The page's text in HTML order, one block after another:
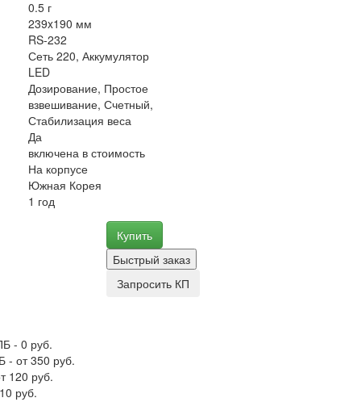
0.5 г
239x190 мм
RS-232
Сеть 220, Аккумулятор
LED
Дозирование, Простое
взвешивание, Счетный,
Стабилизация веса
Да
включена в стоимость
На корпусе
Южная Корея
1 год
Купить
Быстрый заказ
Запросить КП
- 0 руб.
- от 350 руб.
120 руб.
руб.